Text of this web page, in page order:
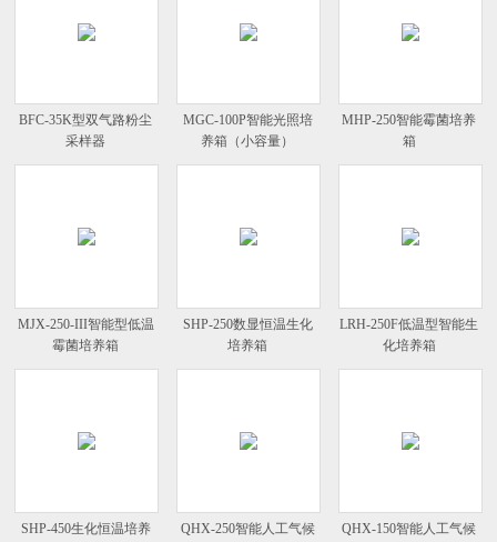
BFC-35K型双气路粉尘
采样器
MGC-100P智能光照培
养箱（小容量）
MHP-250智能霉菌培养
箱
MJX-250-III智能型低温
霉菌培养箱
SHP-250数显恒温生化
培养箱
LRH-250F低温型智能生
化培养箱
SHP-450生化恒温培养
QHX-250智能人工气候
QHX-150智能人工气候